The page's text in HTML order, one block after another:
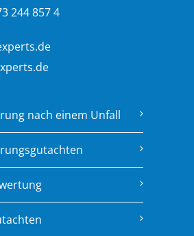
244 857 4
nach einem Unfall